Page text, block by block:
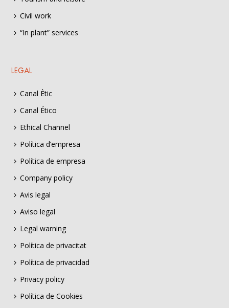
Civil work
“In plant” services
LEGAL
Canal Ètic
Canal Ético
Ethical Channel
Política d’empresa
Política de empresa
Company policy
Avis legal
Aviso legal
Legal warning
Política de privacitat
Política de privacidad
Privacy policy
Política de Cookies